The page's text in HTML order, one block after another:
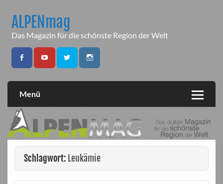
contentALPENmag
Das Magazin für die schönste Region der Welt
Menü
Schlagwort: Leukämie